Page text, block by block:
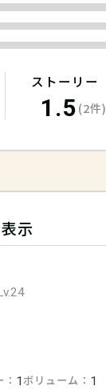
ストーリー
1.5(2件)
示
1 ボリューム 1